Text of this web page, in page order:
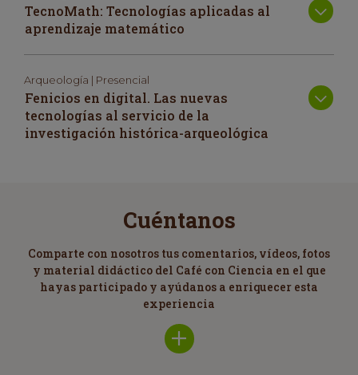
TecnoMath: Tecnologías aplicadas al
aprendizaje matemático
Arqueología | Presencial
Fenicios en digital. Las nuevas
tecnologías al servicio de la
investigación histórica-arqueológica
Cuéntanos
Comparte con nosotros tus comentarios, vídeos, fotos
y material didáctico del Café con Ciencia en el que
hayas participado y ayúdanos a enriquecer esta
experiencia